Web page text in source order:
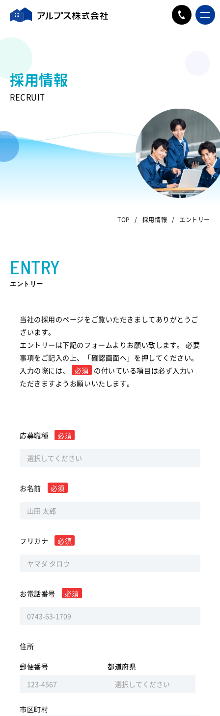
採用情報
RECRUIT
TOP 採用情報 エントリー
ENTRY
エントリー
当社の採用のページをご覧いただきましてありがとうご
ざいます。
エントリーは下記のフォームよりお願い致します。 必要
事項をご記入の上、「確認画面へ」を押してください。
入力の際には、
必須 の付いている項目は必ず入力い
ただきますようお願いいたします。
応募職種 必須
お名前 必須
フリガナ 必須
お電話番号 必須
住所
郵便番号 都道府県
市区町村